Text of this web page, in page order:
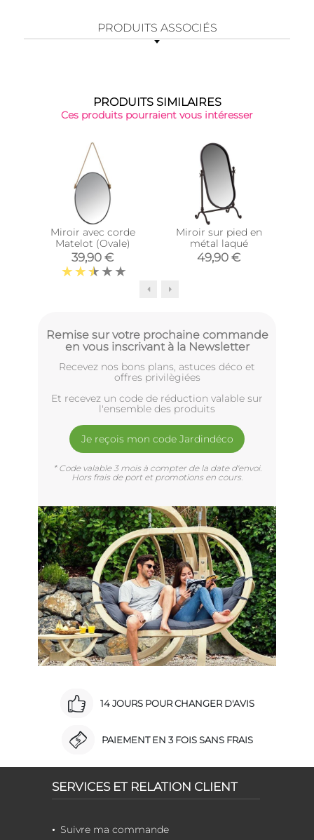
PRODUITS ASSOCIÉS
PRODUITS SIMILAIRES
Ces produits pourraient vous intéresser
Miroir avec corde
Matelot (Ovale)
39,90 €
Miroir sur pied en
métal laqué
49,90 €
Remise sur votre prochaine commande
en vous inscrivant à la Newsletter
Recevez nos bons plans, astuces déco et
offres privilègiées
Et recevez un code de réduction valable sur
l'ensemble des produits
Je reçois mon code Jardindéco
* Code valable 3 mois à compter de la date d'envoi.
Hors frais de port et promotions en cours.
14 JOURS POUR CHANGER D'AVIS
PAIEMENT EN 3 FOIS SANS FRAIS
SERVICES ET RELATION CLIENT
Suivre ma commande